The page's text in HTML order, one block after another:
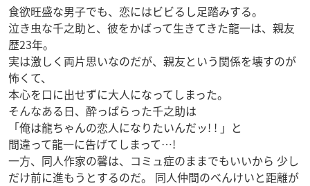
食欲旺盛な男子でも、恋にはビビるし足踏みする。
泣き虫な千之助と、彼をかばって生きてきた龍一は、親友
歴23年。
実は激しく両片思いなのだが、親友という関係を壊すのが
怖くて、
本心を口に出せずに大人になってしまった。
そんなある日、酔っぱらった千之助は
「俺は龍ちゃんの恋人になりたいんだッ! ! 」と
間違って龍一に告げてしまって…!
一方、同人作家の馨は、コミュ症のままでもいいから 少し
だけ前に進もうとするのだ。 同人仲間のべんけいと距離が